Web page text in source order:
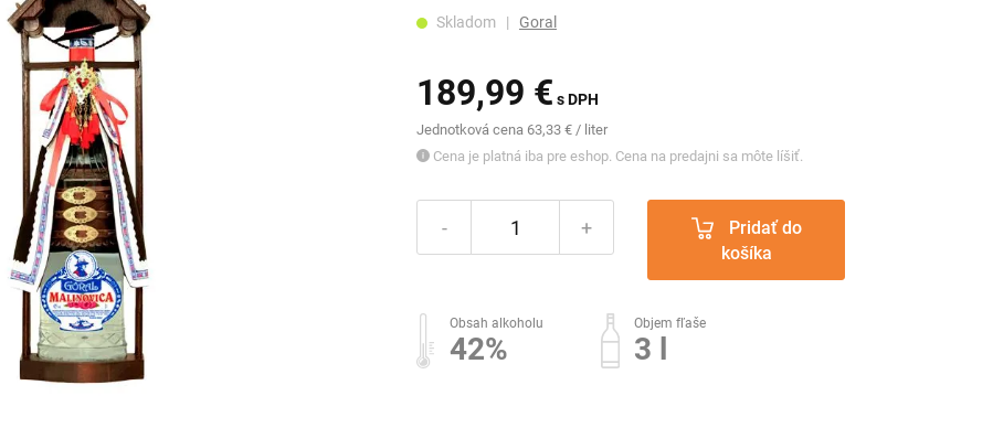
Skladom | Goral
189,99 € s DPH
Jednotková cena 63,33 € / liter
Cena je platná iba pre eshop. Cena na predajni sa môte líšiť.
- +
košíka
Obsah alkoholu
42%
Objem fľaše
3 l